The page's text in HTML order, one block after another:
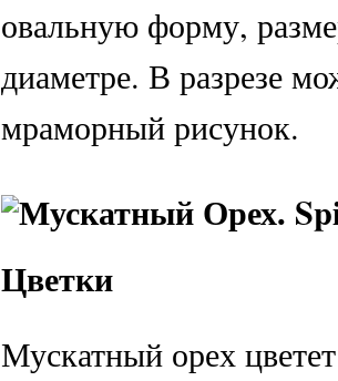
овальную форму,
диаметре. В разрезе
мраморный рисунок.
Цветки
Мускатный орех